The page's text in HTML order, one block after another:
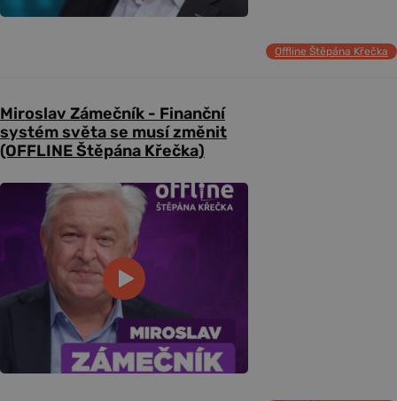
Offline Štěpána Křečka
Miroslav Zámečník - Finanční
systém světa se musí změnit
(OFFLINE Štěpána Křečka)